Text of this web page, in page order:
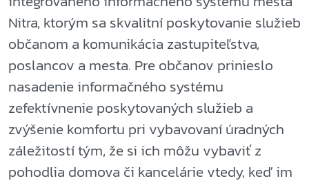
Nitra, ktorým sa skvalitní poskytovanie služieb
občanom a komunikácia zastupiteľstva,
poslancov a mesta. Pre občanov prinieslo
nasadenie informačného systému
zefektívnenie poskytovaných služieb a
zvýšenie komfortu pri vybavovaní úradných
záležitostí tým, že si ich môžu vybaviť z
pohodlia domova či kancelárie vtedy, keď im